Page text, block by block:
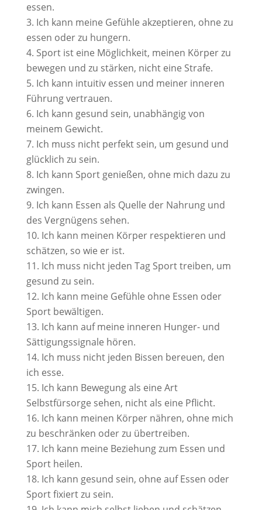
essen.
Ich kann meine Gefühle akzeptieren, ohne zu
essen oder zu hungern.
Sport ist eine Möglichkeit, meinen Körper zu
bewegen und zu stärken, nicht eine Strafe.
Ich kann intuitiv essen und meiner inneren
Führung vertrauen.
Ich kann gesund sein, unabhängig von
meinem Gewicht.
Ich muss nicht perfekt sein, um gesund und
glücklich zu sein.
Ich kann Sport genießen, ohne mich dazu zu
zwingen.
Ich kann Essen als Quelle der Nahrung und
des Vergnügens sehen.
Ich kann meinen Körper respektieren und
schätzen, so wie er ist.
Ich muss nicht jeden Tag Sport treiben, um
gesund zu sein.
Ich kann meine Gefühle ohne Essen oder
Sport bewältigen.
Ich kann auf meine inneren Hunger- und
Sättigungssignale hören.
Ich muss nicht jeden Bissen bereuen, den
ich esse.
Ich kann Bewegung als eine Art
Selbstfürsorge sehen, nicht als eine Pflicht.
Ich kann meinen Körper nähren, ohne mich
zu beschränken oder zu übertreiben.
Ich kann meine Beziehung zum Essen und
Sport heilen.
Ich kann gesund sein, ohne auf Essen oder
Sport fixiert zu sein.